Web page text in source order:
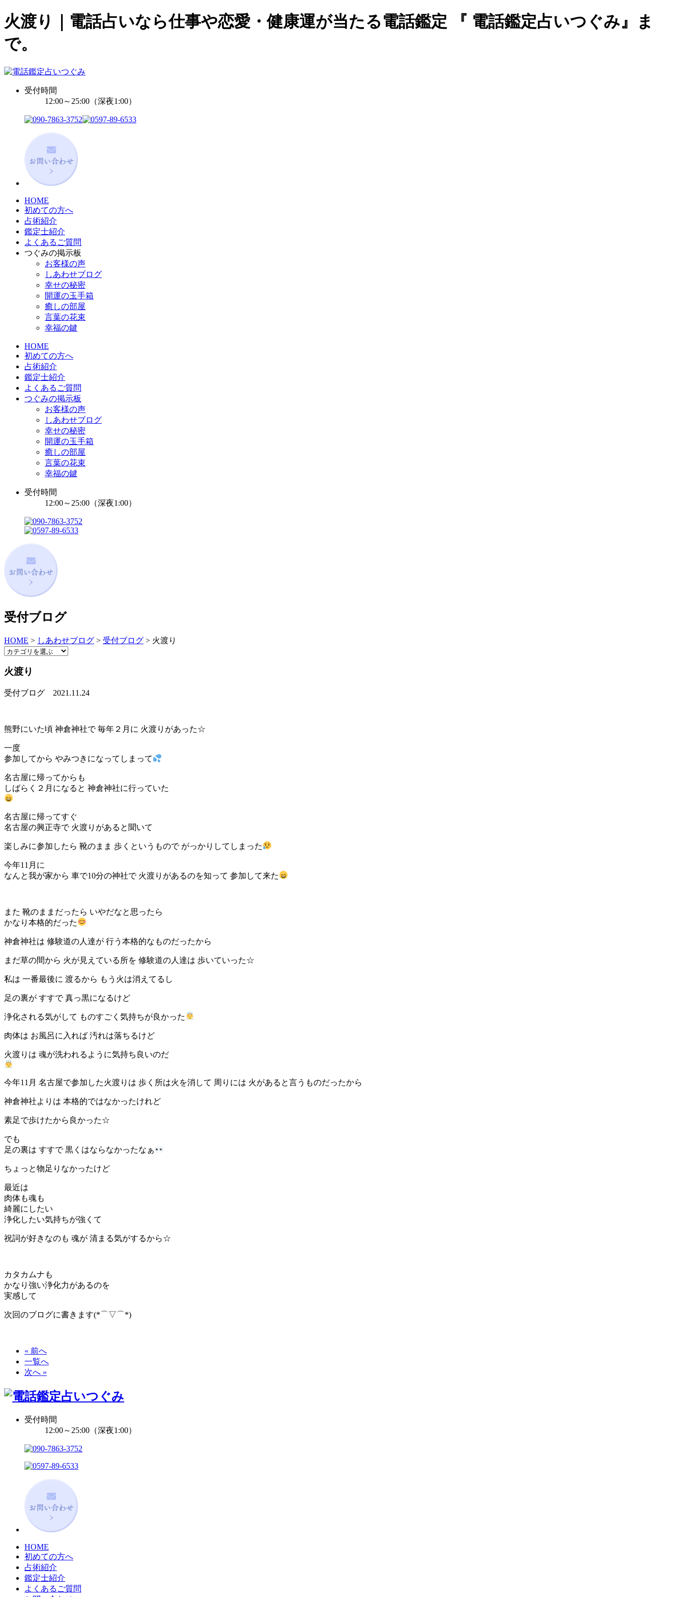
火渡り｜電話占いなら仕事や恋愛・健康運が当たる電話鑑定 『 電話鑑定占いつぐみ』ま
で。
受付時間
12:00～25:00（深夜1:00）
HOME
初めての方へ
占術紹介
鑑定士紹介
よくあるご質問
つぐみの掲示板
お客様の声
しあわせブログ
幸せの秘密
開運の玉手箱
癒しの部屋
言葉の花束
幸福の鍵
HOME
初めての方へ
占術紹介
鑑定士紹介
よくあるご質問
つぐみの掲示板
お客様の声
しあわせブログ
幸せの秘密
開運の玉手箱
癒しの部屋
言葉の花束
幸福の鍵
受付時間
12:00～25:00（深夜1:00）
受付ブログ
HOME > しあわせブログ > 受付ブログ > 火渡り
火渡り
受付ブログ 2021.11.24
熊野にいた頃 神倉神社で 毎年２月に 火渡りがあった☆
一度
参加してから やみつきになってしまって
名古屋に帰ってからも
しばらく２月になると 神倉神社に行っていた
名古屋に帰ってすぐ
名古屋の興正寺で 火渡りがあると聞いて
楽しみに参加したら 靴のまま 歩くというもので がっかりしてしまった
今年11月に
なんと我が家から 車で10分の神社で 火渡りがあるのを知って 参加して来た
また 靴のままだったら いやだなと思ったら
かなり本格的だった
神倉神社は 修験道の人達が 行う本格的なものだったから
まだ草の間から 火が見えている所を 修験道の人達は 歩いていった☆
私は 一番最後に 渡るから もう火は消えてるし
足の裏が すすで 真っ黒になるけど
浄化される気がして ものすごく気持ちが良かった
肉体は お風呂に入れば 汚れは落ちるけど
火渡りは 魂が洗われるように気持ち良いのだ
今年11月 名古屋で参加した火渡りは 歩く所は火を消して 周りには 火があると言うものだったから
神倉神社よりは 本格的ではなかったけれど
素足で歩けたから良かった☆
でも
足の裏は すすで 黒くはならなかったなぁ
ちょっと物足りなかったけど
最近は
肉体も魂も
綺麗にしたい
浄化したい気持ちが強くて
祝詞が好きなのも 魂が 清まる気がするから☆
カタカムナも
かなり強い浄化力があるのを
実感して
次回のブログに書きます(*⌒▽⌒*)
« 前へ
一覧へ
次へ »
受付時間
12:00～25:00（深夜1:00）
HOME
初めての方へ
占術紹介
鑑定士紹介
よくあるご質問